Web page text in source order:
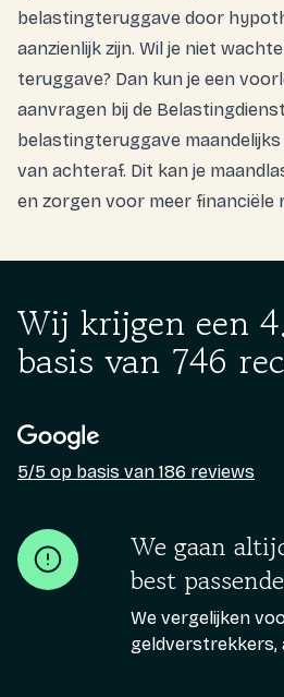
belastingteruggave door
aanzienlijk zijn. Wil je niet
teruggave? Dan kun je een
aanvragen bij de
belastingteruggave
van achteraf. Dit kan je
en zorgen voor meer financiële
Wij krijgen een
basis van 746
5/5 op basis van 186 reviews
We gaan
best
We vergelijken
geldverstrekkers,